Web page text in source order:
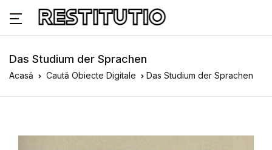
Das Studium der Sprachen
Acasă Caută Obiecte Digitale Das Studium der Sprachen